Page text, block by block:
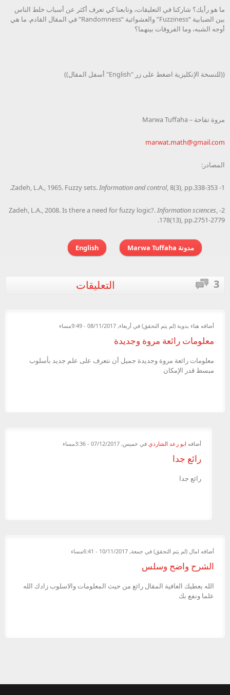
ما هو رأيك؟ شاركنا في التعليقات، وتابعنا كي تعرف أكثر عن أسباب خلط الناس
بين الضبابية “Fuzziness” والعشوائية “Randomness” في المقال القادم. ما هي
أوجه الشبه، وما الفروقات بينهما؟
((للنسخة الإنكليزية اضغط على زر "English" أسفل المقال))
مروة تفاحة – Marwa Tuffaha
marwat.math@gmail.com
المصادر:
1- Zadeh, L.A., 1965. Fuzzy sets.
Information and control, 8(3), pp.338-353.
2- Zadeh, L.A., 2008. Is there a need for fuzzy logic?.
Information sciences,
178(13), pp.2751-2779.
مدونة Marwa Tuffaha English
التعليقات 3
أضافه هناء بدوية (لم يتم التحقق) في أربعاء, 08/11/2017 - 9:49مساء
معلومات رائعة مروة وجديدة
معلومات رائعة مروة وجديدة جميل أن نتعرف على علم جديد بأسلوب
مبسط قدر الإمكان
أضافه ابو رعد الشاردي في خميس, 07/12/2017 - 3:36مساء
رائع جدا
رائع جدا
أضافه امال (لم يتم التحقق) في جمعة, 10/11/2017 - 6:41مساء
الشرح واضح وسلس
الله يعطيك العافية المقال رائع من حيث المعلومات والاسلوب زادك الله
علما ونفع بك